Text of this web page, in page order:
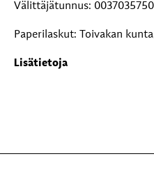
Välittäjätunnus:
Paperilaskut: Toivakan
Lisätietoja